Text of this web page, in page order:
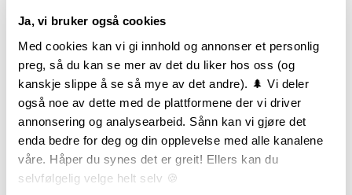
Ja, vi bruker også cookies
Med cookies kan vi gi innhold og annonser et personlig
preg, så du kan se mer av det du liker hos oss (og
kanskje slippe å se så mye av det andre). 🌲 Vi deler
også noe av dette med de plattformene der vi driver
annonsering og analysearbeid. Sånn kan vi gjøre det
enda bedre for deg og din opplevelse med alle kanalene
våre. Håper du synes det er greit! Ellers kan du
selvfølgelig velge helt selv 🍪
Utsett neste strøk inntil 3 år
Solid 2-strøks behandling
Stram og kraftig profil med god spileeffekt
TRESLAG LM PER M2 ENDEPLØY
Furu 18.2